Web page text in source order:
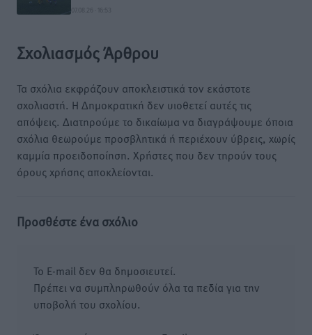
07.08.26 · 16:53
Σχολιασμός Άρθρου
Τα σχόλια εκφράζουν αποκλειστικά τον εκάστοτε
σχολιαστή. Η Δημοκρατική δεν υιοθετεί αυτές τις
απόψεις. Διατηρούμε το δικαίωμα να διαγράψουμε όποια
σχόλια θεωρούμε προσβλητικά ή περιέχουν ύβρεις, χωρίς
καμμία προειδοποίηση. Χρήστες που δεν τηρούν τους
όρους χρήσης αποκλείονται.
Προσθέστε ένα σχόλιο
Το E-mail δεν θα δημοσιευτεί.
Πρέπει να συμπληρωθούν όλα τα πεδία για την
υποβολή του σχολίου.